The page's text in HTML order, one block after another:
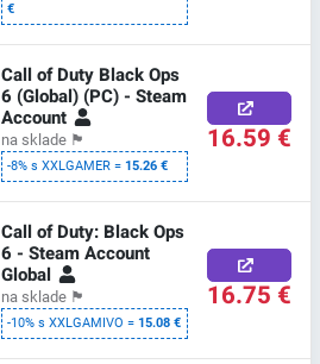
€
Call of Duty Black Ops
6 (Global) (PC) - Steam
Account
na sklade 🏴
-8% s XXLGAMER =15.26 €
16.59 €
Call of Duty: Black Ops
6 - Steam Account
Global
na sklade 🏴
-10% s XXLGAMIVO =15.08 €
16.75 €